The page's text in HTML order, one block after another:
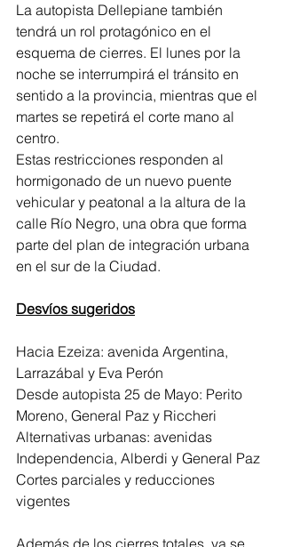
La autopista Dellepiane también
tendrá un rol protagónico en el
esquema de cierres. El lunes por la
noche se interrumpirá el tránsito en
sentido a la provincia, mientras que el
martes se repetirá el corte mano al
centro.
Estas restricciones responden al
hormigonado de un nuevo puente
vehicular y peatonal a la altura de la
calle Río Negro, una obra que forma
parte del plan de integración urbana
en el sur de la Ciudad.
Desvíos sugeridos
Hacia Ezeiza: avenida Argentina,
Larrazábal y Eva Perón
Desde autopista 25 de Mayo: Perito
Moreno, General Paz y Riccheri
Alternativas urbanas: avenidas
Independencia, Alberdi y General Paz
Cortes parciales y reducciones
vigentes